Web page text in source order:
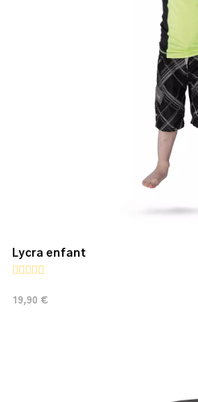
Lycra enfant
19,90 €